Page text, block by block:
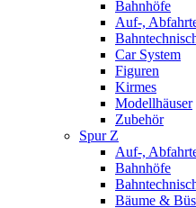
Bahnhöfe
Auf-,
Car System
Figuren
Kirmes
Modellhäuser
Zubehör
Spur Z
Auf-,
Bahnhöfe
Bäume &